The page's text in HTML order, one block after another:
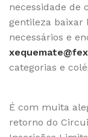
necessidade de
gentileza baixar
necessários e
categorias e
É com muita
retorno do